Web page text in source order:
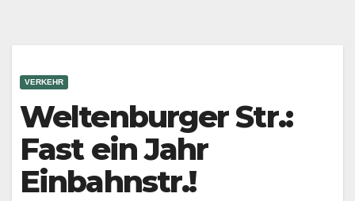
VERKEHR
Weltenburger Str.:
Fast ein Jahr
Einbahnstr.!